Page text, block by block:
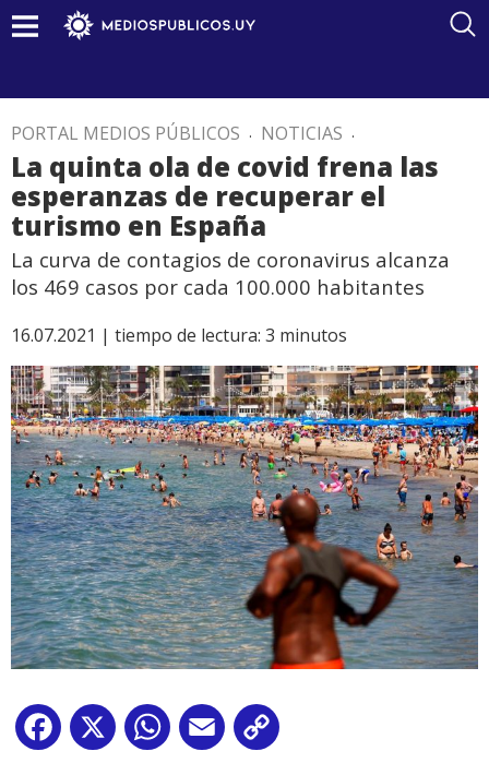
PORTAL MEDIOS PÚBLICOS . NOTICIAS .
La quinta ola de covid frena las
esperanzas de recuperar el
turismo en España
La curva de contagios de coronavirus alcanza
los 469 casos por cada 100.000 habitantes
16.07.2021 | tiempo de lectura: 3 minutos
Facebook
X WhatsApp
Email